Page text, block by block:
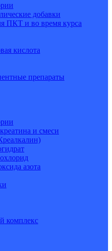
добавки
ПКТ и во время курса
кислота
препараты
и смеси
азота
комплекс